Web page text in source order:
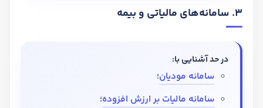
3. سامانه‌های مالیاتی و بیمه
در حد آشنایی با:
سامانه مودیان؛
سامانه مالیات بر ارزش افزوده؛